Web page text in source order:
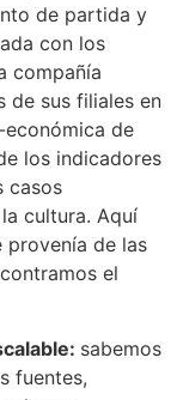
de partida y
con los
compañía
de sus filiales en
de
los indicadores
casos
cultura. Aquí
provenía de las
el
sabemos
fuentes,